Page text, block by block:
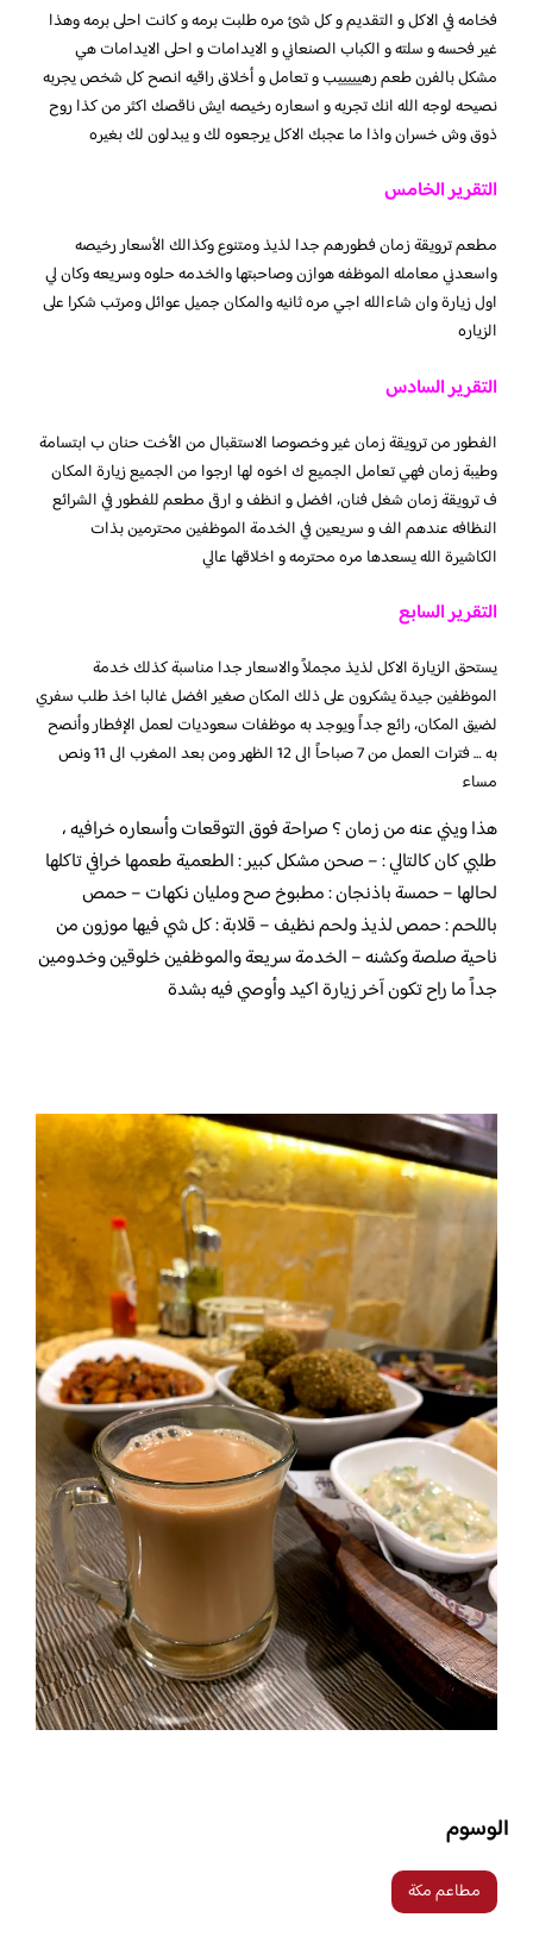
فخامه في الاكل و التقديم و كل شئ مره طلبت برمه و كانت احلى برمه وهذا
غير فحسه و سلته و الكباب الصنعاني و الايدامات و احلى الايدامات هي
مشكل بالفرن طعم رهيييييب و تعامل و أخلاق راقيه انصح كل شخص يجربه
نصيحه لوجه الله انك تجربه و اسعاره رخيصه ايش ناقصك اكثر من كذا روح
ذوق وش خسران واذا ما عجبك الاكل يرجعوه لك و يبدلون لك بغيره
التقرير الخامس
مطعم ترويقة زمان فطورهم جدا لذيذ ومتنوع وكذالك الأسعار رخيصه
واسعدني معامله الموظفه هوازن وصاحبتها والخدمه حلوه وسريعه وكان لي
اول زيارة وان شاءالله اجي مره ثانيه والمكان جميل عوائل ومرتب شكرا على
الزياره
التقرير السادس
الفطور من ترويقة زمان غير وخصوصا الاستقبال من الأخت حنان ب ابتسامة
وطيبة زمان فهي تعامل الجميع ك اخوه لها ارجوا من الجميع زيارة المكان
ف ترويقة زمان شغل فنان، افضل و انظف و ارقى مطعم للفطور في الشرائع
النظافه عندهم الف و سريعين في الخدمة الموظفين محترمين بذات
الكاشيرة الله يسعدها مره محترمه و اخلاقها عالي
التقرير السابع
يستحق الزيارة الاكل لذيذ مجملاً والاسعار جدا مناسبة كذلك خدمة
الموظفين جيدة يشكرون على ذلك المكان صغير افضل غالبا اخذ طلب سفري
لضيق المكان، رائع جداً ويوجد به موظفات سعوديات لعمل الإفطار وأنصح
به … فترات العمل من 7 صباحاً الى 12 الظهر ومن بعد المغرب الى 11 ونص
مساء
هذا ويني عنه من زمان ؟ صراحة فوق التوقعات وأسعاره خرافيه ،
طلبي كان كالتالي : – صحن مشكل كبير : الطعمية طعمها خرافي تاكلها
لحالها – حمسة باذنجان : مطبوخ صح ومليان نكهات – حمص
باللحم : حمص لذيذ ولحم نظيف – قلابة : كل شي فيها موزون من
ناحية صلصة وكشنه – الخدمة سريعة والموظفين خلوقين وخدومين
جداً ما راح تكون آخر زيارة اكيد وأوصي فيه بشدة
الوسوم
مطاعم مكة